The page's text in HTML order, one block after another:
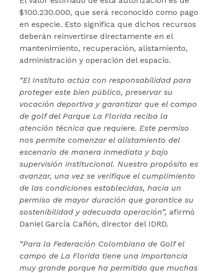
$100.230.000, que será reconocido como pago
en especie. Esto significa que dichos recursos
deberán reinvertirse directamente en el
mantenimiento, recuperación, alistamiento,
administración y operación del espacio.
“El Instituto actúa con responsabilidad para
proteger este bien público, preservar su
vocación deportiva y garantizar que el campo
de golf del Parque La Florida reciba la
atención técnica que requiere. Este permiso
nos permite comenzar el alistamiento del
escenario de manera inmediata y bajo
supervisión institucional. Nuestro propósito es
avanzar, una vez se verifique el cumplimiento
de las condiciones establecidas, hacia un
permiso de mayor duración que garantice su
sostenibilidad y adecuada operación”, afirmó
Daniel García Cañón, director del IDRD.
“Para la Federación Colombiana de Golf el
campo de La Florida tiene una importancia
muy grande porque ha permitido que muchas